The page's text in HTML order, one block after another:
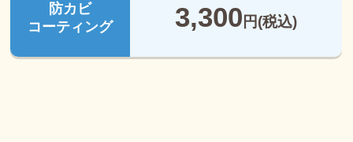
防カビ
コーティング
3,300 円(税込)